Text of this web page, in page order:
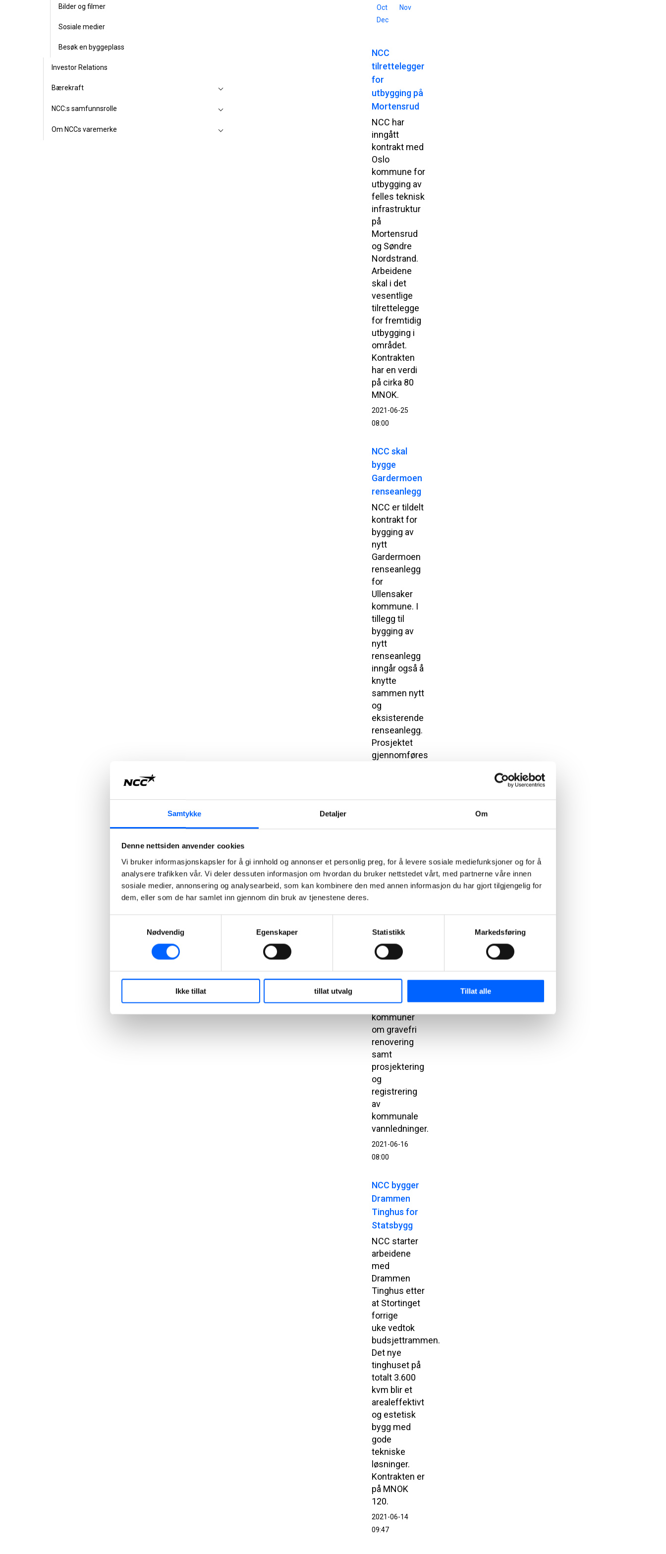
Samtykke Detaljer Om
Denne nettsiden anvender cookies
Vi bruker informasjonskapsler for å gi innhold og annonser et personlig preg, for å levere sosiale mediefunksjoner og for å
analysere trafikken vår. Vi deler dessuten informasjon om hvordan du bruker nettstedet vårt, med partnerne våre innen
sosiale medier, annonsering og analysearbeid, som kan kombinere den med annen informasjon du har gjort tilgjengelig for
dem, eller som de har samlet inn gjennom din bruk av tjenestene deres.
Nødvendig
Egenskaper Statistikk Markedsføring
Ikke tillat tillat utvalg Tillat alle
Bilder og filmer
Sosiale medier
Besøk en byggeplass
Investor Relations
Bærekraft
NCC:s samfunnsrolle
Om NCCs varemerke
Oct
Nov
Dec
NCC
tilrettelegger
for
utbygging på
Mortensrud
NCC har
inngått
kontrakt med
Oslo
kommune for
utbygging av
felles teknisk
infrastruktur
på
Mortensrud
og Søndre
Nordstrand.
Arbeidene
skal i det
vesentlige
tilrettelegge
for fremtidig
utbygging i
området.
Kontrakten
har en verdi
på cirka 80
MNOK.
2021-06-25
08:00
NCC skal
bygge
Gardermoen
renseanlegg
NCC er tildelt
kontrakt for
bygging av
nytt
Gardermoen
renseanlegg
for
Ullensaker
kommune. I
tillegg til
bygging av
nytt
renseanlegg
inngår også å
knytte
sammen nytt
og
eksisterende
renseanlegg.
Prosjektet
gjennomføres
240.
08:01
NCC med to
kontrakter
NCC har
kontrakter
Bærum
kommuner
om gravefri
renovering
samt
prosjektering
og
registrering
av
kommunale
vannledninger.
2021-06-16
08:00
NCC bygger
Drammen
Tinghus for
Statsbygg
NCC starter
arbeidene
med
Drammen
Tinghus etter
at Stortinget
forrige
uke vedtok
budsjettrammen.
Det nye
tinghuset på
totalt 3.600
kvm blir et
arealeffektivt
og estetisk
bygg med
gode
tekniske
løsninger.
Kontrakten er
på MNOK
120.
2021-06-14
09:47